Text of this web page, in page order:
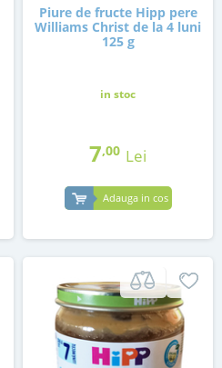
Piure de fructe Hipp pere
Williams Christ de la 4 luni
125 g
in stoc
7,00 Lei
Adauga in cos